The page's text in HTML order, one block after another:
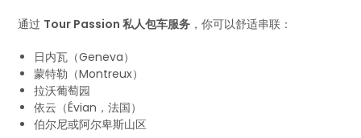
通过 Tour Passion 私人包车服务 ，你可以舒适串联：
日内瓦（Geneva）
蒙特勒（Montreux）
拉沃葡萄园
依云（Évian，法国）
伯尔尼或阿尔卑斯山区